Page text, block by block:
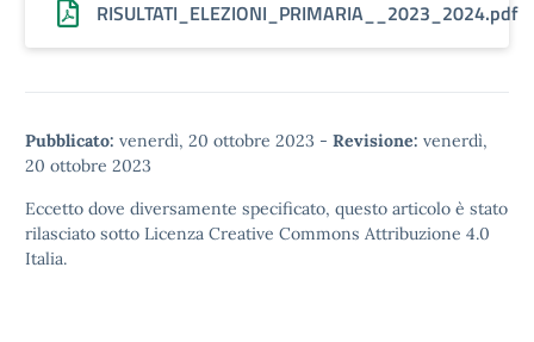
RISULTATI_ELEZIONI_PRIMARIA__2023_2024.pdf
Pubblicato: venerdì, 20 ottobre 2023 - Revisione: venerdì,
20 ottobre 2023
Eccetto dove diversamente specificato, questo articolo è stato
rilasciato sotto Licenza Creative Commons Attribuzione 4.0
Italia.